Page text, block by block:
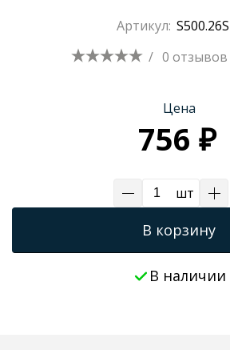
Артикул: S500.26S
/ 0 отзывов
Цена
756 ₽
шт
В корзину
В наличии